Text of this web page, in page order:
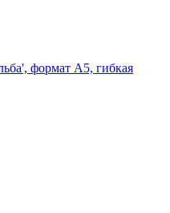
формат А5, гибкая